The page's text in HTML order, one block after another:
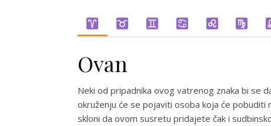
Ovan
Neki od pripadnika ovog vatrenog znaka bi se
okruženju će se pojaviti osoba koja će
skloni da ovom susretu pridajete čak i